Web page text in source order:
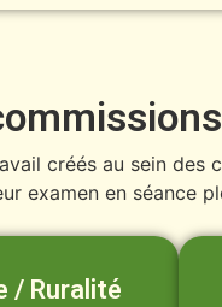
créés au sein des
examen en séance
/ Ruralité​